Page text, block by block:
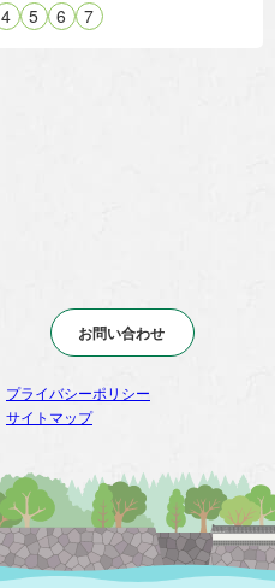
4 5 6 7
お問い合わせ
プライバシーポリシー
サイトマップ